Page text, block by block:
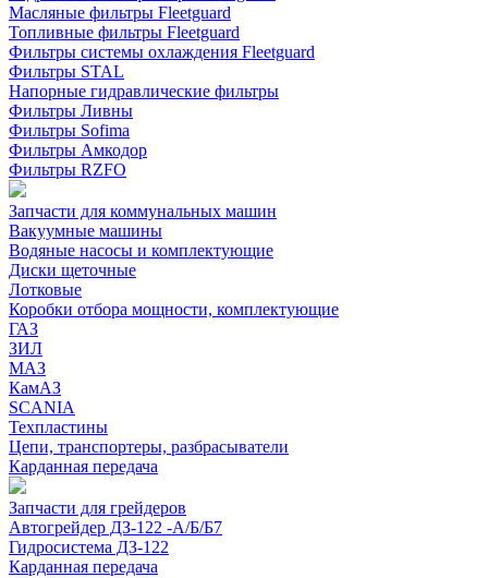
Масляные фильтры Fleetguard
Топливные фильтры Fleetguard
Фильтры системы охлаждения Fleetguard
Фильтры STAL
Напорные гидравлические фильтры
Фильтры Ливны
Фильтры Sofima
Фильтры Амкодор
Фильтры RZFO
Запчасти для коммунальных машин
Вакуумные машины
Водяные насосы и комплектующие
Диски щеточные
Лотковые
Коробки отбора мощности, комплектующие
ГАЗ
ЗИЛ
МАЗ
КамАЗ
SCANIA
Техпластины
Цепи, транспортеры, разбрасыватели
Карданная передача
Запчасти для грейдеров
Автогрейдер ДЗ-122 -А/Б/Б7
Гидросистема ДЗ-122
Карданная передача